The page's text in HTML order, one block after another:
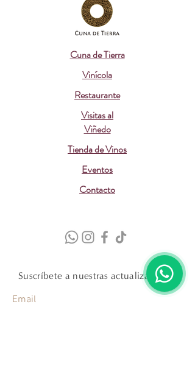
Cuna de Tierra
Vinícola
Restaurante
Visitas al
Viñedo
Tienda de Vinos
Eventos
Contacto
Suscríbete a nuestras actualizaciones
Email